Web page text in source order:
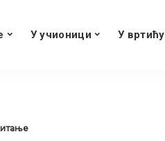
У учионици У вртићу